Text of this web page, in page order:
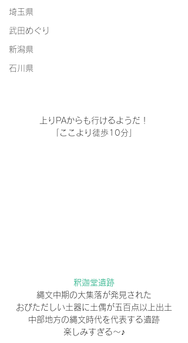
埼玉県
武田めぐり
新潟県
石川県
上りPAからも行けるようだ！
「ここより徒歩10分」
釈迦堂遺跡
縄文中期の大集落が発見された
おびただしい土器に土偶が五百点以上出土
中部地方の縄文時代を代表する遺跡
楽しみすぎる～♪